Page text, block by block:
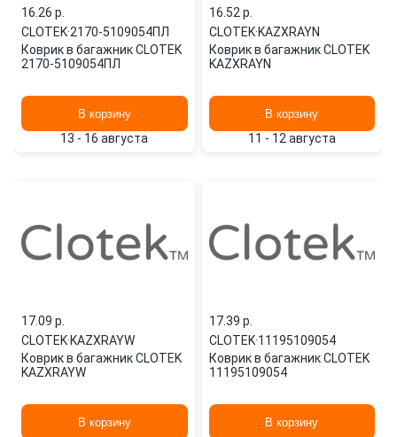
16.26 p.
CLOTEK·2170-5109054ПЛ
Коврик в багажник CLOTEK
2170-5109054ПЛ
В корзину
13 - 16 августа
16.52 p.
CLOTEK·KAZXRAYN
Коврик в багажник CLOTEK
KAZXRAYN
В корзину
11 - 12 августа
17.09 p.
CLOTEK·KAZXRAYW
Коврик в багажник CLOTEK
KAZXRAYW
В корзину
17.39 p.
CLOTEK·11195109054
Коврик в багажник CLOTEK
11195109054
В корзину